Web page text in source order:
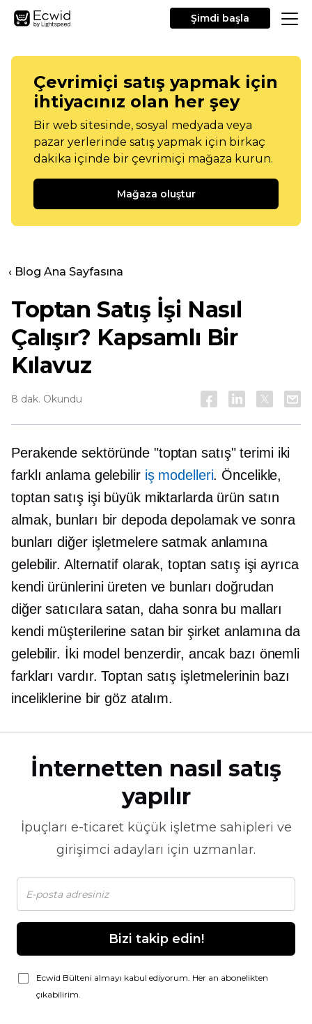
Şimdi başla
Çevrimiçi satış yapmak için
ihtiyacınız olan her şey
Bir web sitesinde, sosyal medyada veya
pazar yerlerinde satış yapmak için birkaç
dakika içinde bir çevrimiçi mağaza kurun.
Mağaza oluştur
‹ Blog Ana Sayfasına
Toptan Satış İşi Nasıl
Çalışır? Kapsamlı Bir
Kılavuz
8 dak. Okundu
Perakende sektöründe "toptan satış" terimi iki
farklı anlama gelebilir iş modelleri. Öncelikle,
toptan satış işi büyük miktarlarda ürün satın
almak, bunları bir depoda depolamak ve sonra
bunları diğer işletmelere satmak anlamına
gelebilir. Alternatif olarak, toptan satış işi ayrıca
kendi ürünlerini üreten ve bunları doğrudan
diğer satıcılara satan, daha sonra bu malları
kendi müşterilerine satan bir şirket anlamına da
gelebilir. İki model benzerdir, ancak bazı önemli
farkları vardır. Toptan satış işletmelerinin bazı
inceliklerine bir göz atalım.
İnternetten nasıl satış
yapılır
İpuçları e-ticaretküçük işletme sahipleri ve
girişimci adayları için uzmanlar.
Bizi takip edin!
Ecwid Bülteni almayı kabul ediyorum. Her an abonelikten
çıkabilirim.